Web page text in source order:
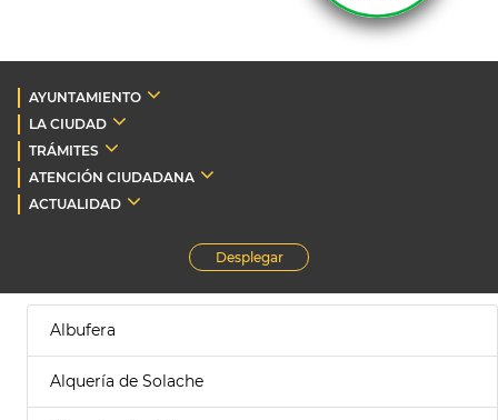
AYUNTAMIENTO
LA CIUDAD
TRÁMITES
ATENCIÓN CIUDADANA
ACTUALIDAD
Desplegar
Albufera
Alquería de Solache